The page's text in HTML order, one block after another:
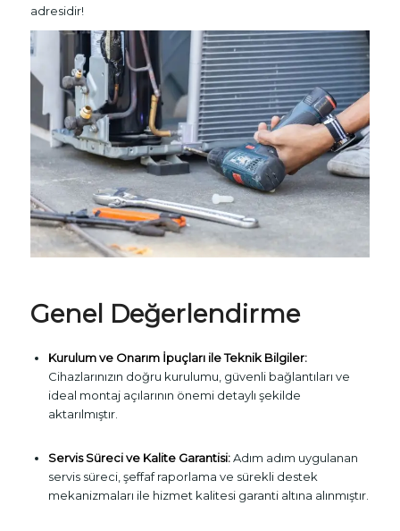
adresidir!
Genel Değerlendirme
Kurulum ve Onarım İpuçları ile Teknik Bilgiler:
Cihazlarınızın doğru kurulumu, güvenli bağlantıları ve
ideal montaj açılarının önemi detaylı şekilde
aktarılmıştır.
Servis Süreci ve Kalite Garantisi:Adım adım uygulanan
servis süreci, şeffaf raporlama ve sürekli destek
mekanizmaları ile hizmet kalitesi garanti altına alınmıştır.